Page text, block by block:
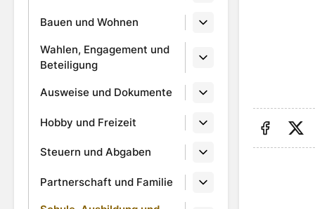
Bauen und Wohnen
Wahlen, Engagement und
Beteiligung
Ausweise und Dokumente
Hobby und Freizeit
Steuern und Abgaben
Partnerschaft und Familie
Auf